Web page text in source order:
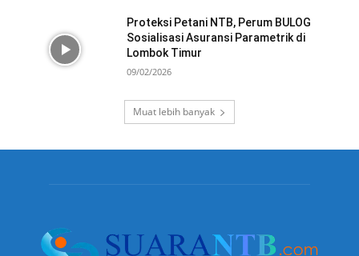
Proteksi Petani NTB, Perum BULOG
Sosialisasi Asuransi Parametrik di
Lombok Timur
09/02/2026
Muat lebih banyak